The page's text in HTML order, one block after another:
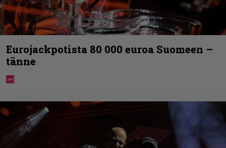
Eurojackpotista 80 000 euroa Suomeen –
tänne